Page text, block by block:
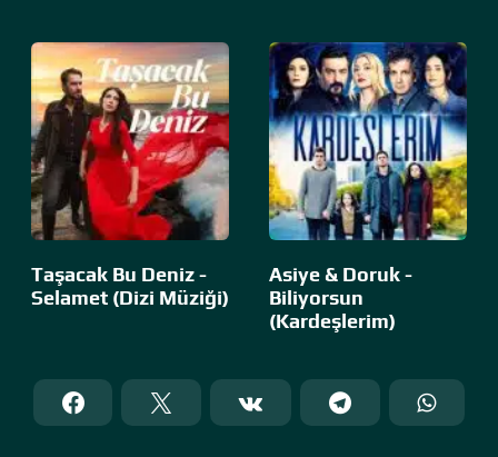
Taşacak Bu Deniz -
Selamet (Dizi Müziği)
Asiye & Doruk -
Biliyorsun
(Kardeşlerim)